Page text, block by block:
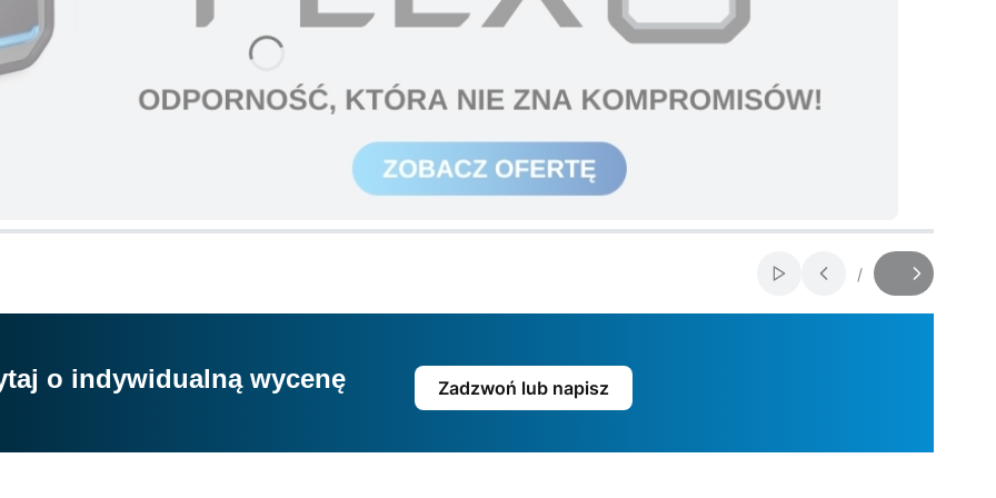
Włącz automatyczne
Slajd
/
z
o indywidualną wycenę Zadzwoń lub napisz